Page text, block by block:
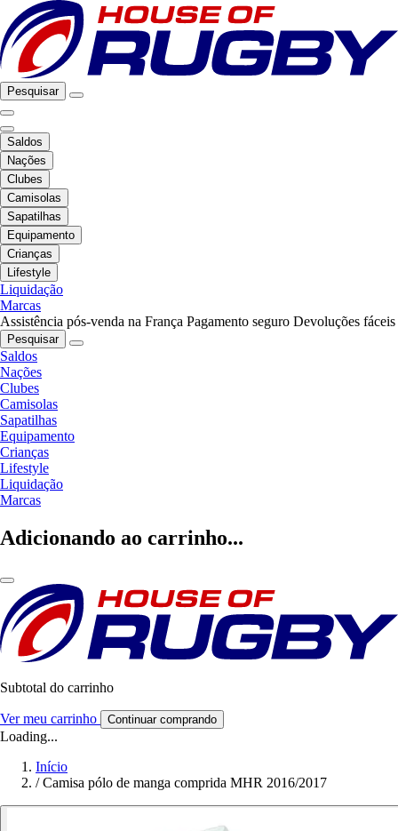
Pesquisar
Saldos
Nações
Clubes
Camisolas
Sapatilhas
Equipamento
Crianças
Lifestyle
Liquidação
Marcas
Assistência pós-venda na França Pagamento seguro Devoluções fáceis
Pesquisar
Saldos
Nações
Clubes
Camisolas
Sapatilhas
Equipamento
Crianças
Lifestyle
Liquidação
Marcas
Adicionando ao carrinho...
Subtotal do carrinho
Ver meu carrinho Continuar comprando
Loading...
Início
/ Camisa pólo de manga comprida MHR 2016/2017